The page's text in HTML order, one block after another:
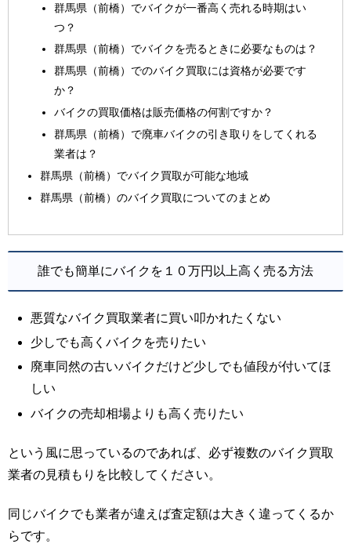
群馬県（前橋）でバイクが一番高く売れる時期はい
つ？
群馬県（前橋）でバイクを売るときに必要なものは？
群馬県（前橋）でのバイク買取には資格が必要です
か？
バイクの買取価格は販売価格の何割ですか？
群馬県（前橋）で廃車バイクの引き取りをしてくれる
業者は？
群馬県（前橋）でバイク買取が可能な地域
群馬県（前橋）のバイク買取についてのまとめ
誰でも簡単にバイクを１０万円以上高く売る方法
悪質なバイク買取業者に買い叩かれたくない
少しでも高くバイクを売りたい
廃車同然の古いバイクだけど少しでも値段が付いてほ
しい
バイクの売却相場よりも高く売りたい
という風に思っているのであれば、必ず複数のバイク買取
業者の見積もりを比較してください。
同じバイクでも業者が違えば査定額は大きく違ってくるか
らです。